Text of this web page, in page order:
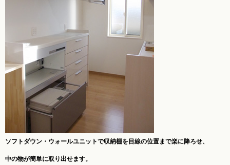
ソフトダウン・ウォールユニットで収納棚を目線の位置まで楽に降ろせ、
中の物が簡単に取り出せます。